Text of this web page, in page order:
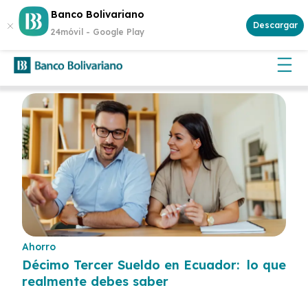
Banco Bolivariano
24móvil - Google Play
Descargar
¡Gana $500 cada semana!Abre tu cuenta y participa.Aplican
términos y condiciones
Ahorro
Décimo Tercer Sueldo en Ecuador: lo que
realmente debes saber